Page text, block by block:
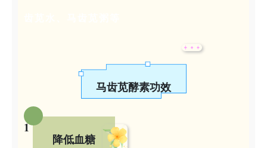
马齿苋酵素功效
1
降低血糖